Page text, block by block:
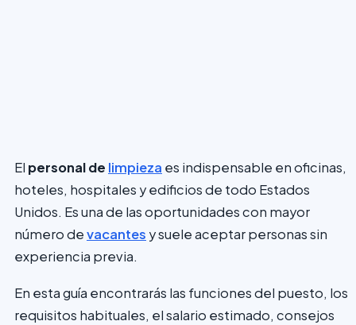
El personal de limpieza es indispensable en oficinas,
hoteles, hospitales y edificios de todo Estados
Unidos. Es una de las oportunidades con mayor
número devacantes y suele aceptar personas sin
experiencia previa.
En esta guía encontrarás las funciones del puesto, los
requisitos habituales, el salario estimado, consejos